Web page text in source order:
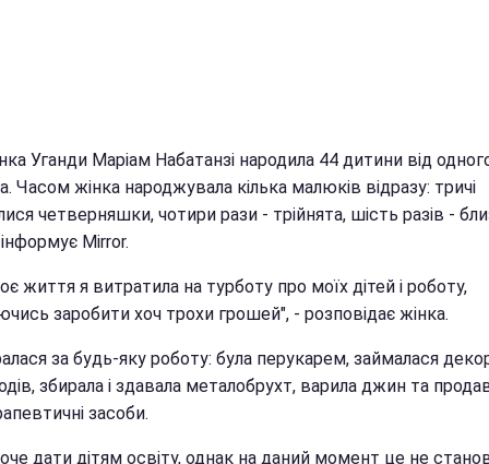
Уганди Маріам Набатанзі народила 44 дитини від
Часом жінка народжувала кілька малюків відразу: тричі
четверняшки, чотири рази - трійнята, шість разів -
Mirror.
життя я витратила на турботу про моїх дітей і роботу,
заробити хоч трохи грошей", - розповідає жінка.
за будь-яку роботу: була перукарем, займалася
збирала і здавала металобрухт, варила джин та
засоби.
дати дітям освіту, однак на даний момент це не